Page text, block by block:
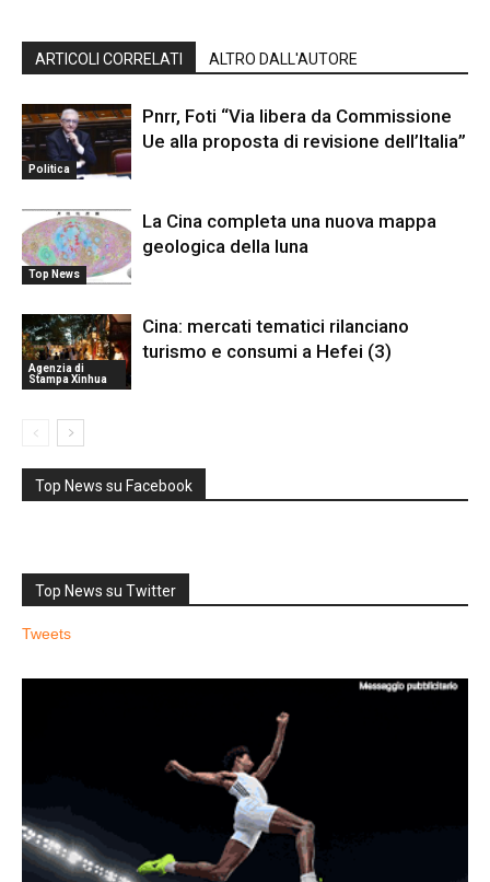
ARTICOLI CORRELATI ALTRO DALL'AUTORE
Politica
Pnrr, Foti “Via libera da Commissione
Ue alla proposta di revisione dell’Italia”
Top News
La Cina completa una nuova mappa
geologica della luna
Agenzia di
Stampa Xinhua
Cina: mercati tematici rilanciano
turismo e consumi a Hefei (3)
Top News su Facebook
Top News su Twitter
Tweets